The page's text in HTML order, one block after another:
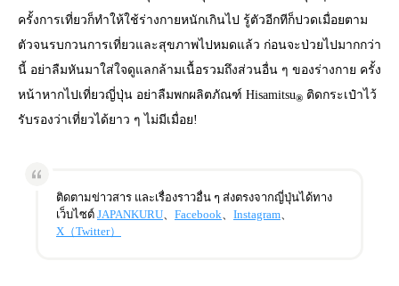
ครั้งการเที่ยวก็ทำให้ใช้ร่างกายหนักเกินไป รู้ตัวอีกทีก็ปวดเมื่อยตาม
ตัวจนรบกวนการเที่ยวและสุขภาพไปหมดแล้ว ก่อนจะป่วยไปมากกว่า
นี้ อย่าลืมหันมาใส่ใจดูแลกล้ามเนื้อรวมถึงส่วนอื่น ๆ ของร่างกาย ครั้ง
หน้าหากไปเที่ยวญี่ปุ่น อย่าลืมพกผลิตภัณฑ์ Hisamitsu® ติดกระเป๋าไว้
รับรองว่าเที่ยวได้ยาว ๆ ไม่มีเมื่อย!
ติดตามข่าวสาร และเรื่องราวอื่น ๆ ส่งตรงจากญี่ปุ่นได้ทาง
เว็บไซต์ JAPANKURU、 Facebook、 Instagram、
X（Twitter）